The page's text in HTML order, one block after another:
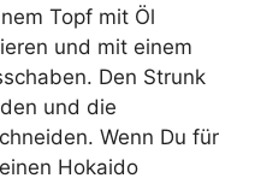
Topf mit Öl
und mit einem
Den Strunk
und die
Wenn Du für
Hokaido